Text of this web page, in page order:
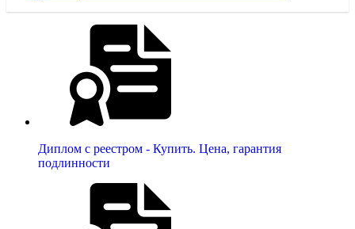
Диплом с реестром - Купить. Цена, гарантия
подлинности